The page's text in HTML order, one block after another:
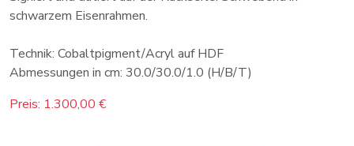
schwarzem Eisenrahmen.
Technik: Cobaltpigment/Acryl auf HDF
Abmessungen in cm: 30.0/30.0/1.0 (H/B/T)
Preis: 1.300,00 €